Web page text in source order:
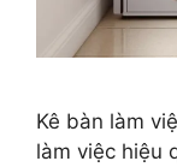
Kê bàn làm
làm việc hiệu